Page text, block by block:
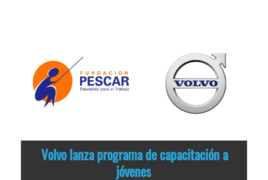
Volvo lanza programa de capacitación a
jóvenes